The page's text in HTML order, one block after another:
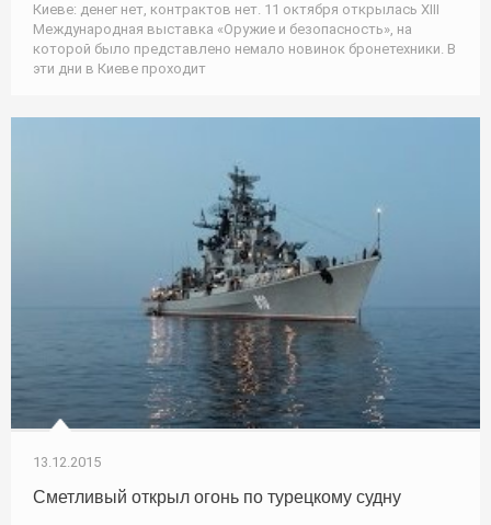
Киеве: денег нет, контрактов нет. 11 октября открылась XIII
Международная выставка «Оружие и безопасность», на
которой было представлено немало новинок бронетехники. В
эти дни в Киеве проходит
13.12.2015
Сметливый открыл огонь по турецкому судну